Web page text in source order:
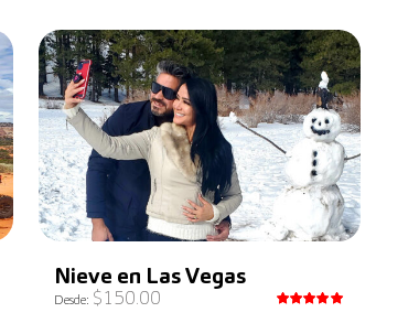
Nieve en Las Vegas
Desde: $150.00